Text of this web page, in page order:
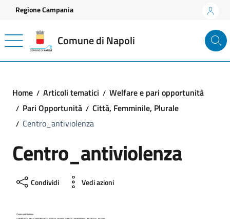
Vai ai contenuti
Vai al footer
Regione Campania
Comune di Napoli
Home Articoli tematici
Welfare e pari opportunità
Pari Opportunità
Città, Femminile, Plurale
Centro_antiviolenza
Centro_antiviolenza
Condividi Vedi azioni